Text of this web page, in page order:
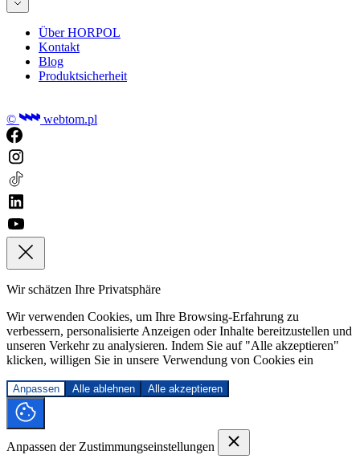
Über HORPOL
Kontakt
Blog
Produktsicherheit
© webtom.pl
Wir schätzen Ihre Privatsphäre
Wir verwenden Cookies, um Ihre Browsing-Erfahrung zu
verbessern, personalisierte Anzeigen oder Inhalte bereitzustellen und
unseren Verkehr zu analysieren. Indem Sie auf "Alle akzeptieren"
klicken, willigen Sie in unsere Verwendung von Cookies ein
Anpassen Alle ablehnen Alle akzeptieren
Anpassen der Zustimmungseinstellungen